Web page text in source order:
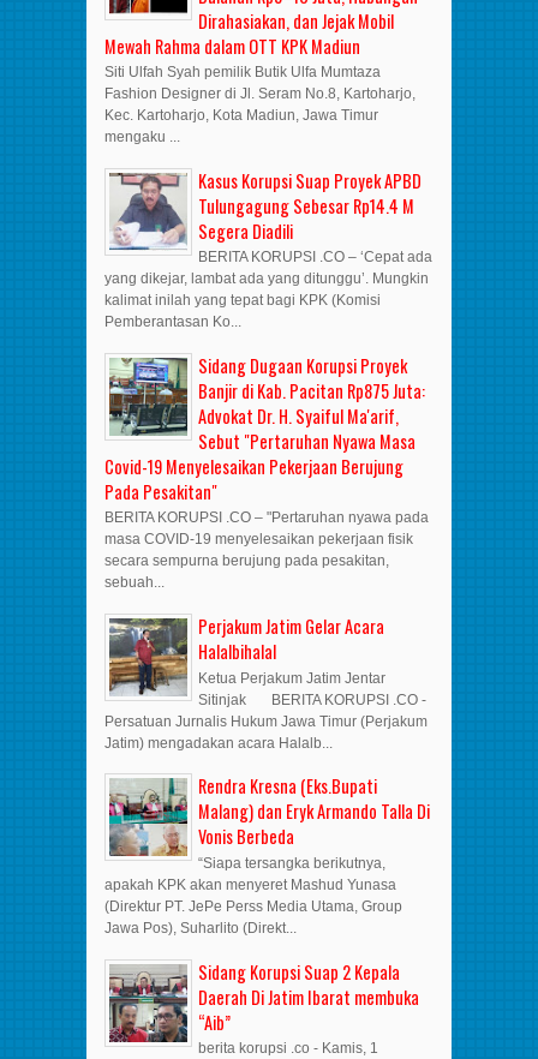
Dirahasiakan, dan Jejak Mobil
Mewah Rahma dalam OTT KPK Madiun
Siti Ulfah Syah pemilik Butik Ulfa Mumtaza
Fashion Designer di Jl. Seram No.8, Kartoharjo,
Kec. Kartoharjo, Kota Madiun, Jawa Timur
mengaku ...
Kasus Korupsi Suap Proyek APBD
Tulungagung Sebesar Rp14.4 M
Segera Diadili
BERITA KORUPSI .CO – ‘Cepat ada
yang dikejar, lambat ada yang ditunggu’. Mungkin
kalimat inilah yang tepat bagi KPK (Komisi
Pemberantasan Ko...
Sidang Dugaan Korupsi Proyek
Banjir di Kab. Pacitan Rp875 Juta:
Advokat Dr. H. Syaiful Ma'arif,
Sebut "Pertaruhan Nyawa Masa
Covid-19 Menyelesaikan Pekerjaan Berujung
Pada Pesakitan"
BERITA KORUPSI .CO – "Pertaruhan nyawa pada
masa COVID-19 menyelesaikan pekerjaan fisik
secara sempurna berujung pada pesakitan,
sebuah...
Perjakum Jatim Gelar Acara
Halalbihalal
Ketua Perjakum Jatim Jentar
Sitinjak BERITA KORUPSI .CO -
Persatuan Jurnalis Hukum Jawa Timur (Perjakum
Jatim) mengadakan acara Halalb...
Rendra Kresna (Eks.Bupati
Malang) dan Eryk Armando Talla Di
Vonis Berbeda
“Siapa tersangka berikutnya,
apakah KPK akan menyeret Mashud Yunasa
(Direktur PT. JePe Perss Media Utama, Group
Jawa Pos), Suharlito (Direkt...
Sidang Korupsi Suap 2 Kepala
Daerah Di Jatim Ibarat membuka
“Aib”
berita korupsi .co - Kamis, 1